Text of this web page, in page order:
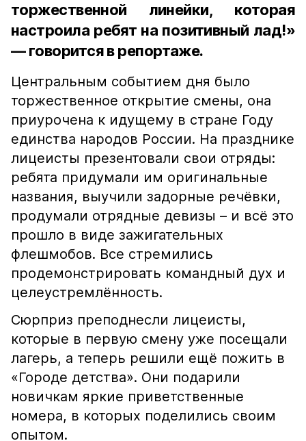
торжественной линейки, которая
настроила ребят на позитивный лад!»
— говорится в репортаже.
Центральным событием дня было
торжественное открытие смены, она
приурочена к идущему в стране Году
единства народов России. На празднике
лицеисты презентовали свои отряды:
ребята придумали им оригинальные
названия, выучили задорные речёвки,
продумали отрядные девизы – и всё это
прошло в виде зажигательных
флешмобов. Все стремились
продемонстрировать командный дух и
целеустремлённость.
Сюрприз преподнесли лицеисты,
которые в первую смену уже посещали
лагерь, а теперь решили ещё пожить в
«Городе детства». Они подарили
новичкам яркие приветственные
номера, в которых поделились своим
опытом.